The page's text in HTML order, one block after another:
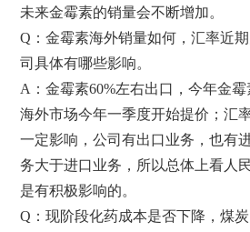
未来金霉素的销量会不断增加。
Q：金霉素海外销量如何，汇率近
司具体有哪些影响。
A：金霉素60%左右出口，今年金霉
海外市场今年一季度开始提价；汇
一定影响，公司有出口业务，也有
务大于进口业务，所以总体上看人
是有积极影响的。
Q：现阶段化药成本是否下降，煤